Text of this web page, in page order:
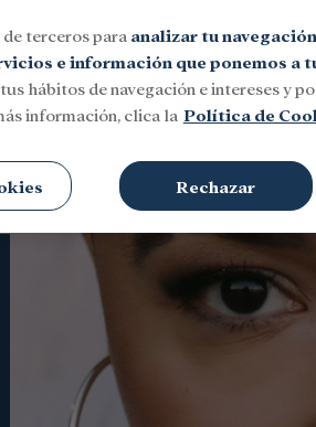
SocialInvestigación y becasCultura
terceros para analizar tu navegación
e información que ponemos a
hábitos de navegación e intereses y
información, clica la Política de
Rechazar